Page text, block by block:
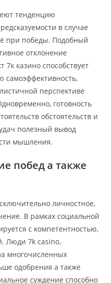
тенденцию
в случае
при победы. Подобный
отклонение
казино способствует
самоэффективность,
перспективе
готовность
обстоятельств и
полезный вывод
мышления.
побед а также
личностное,
В рамках социальной
с компетентностью,
Люди 7k casino,
многочисленных
одобрения а также
суждение способно